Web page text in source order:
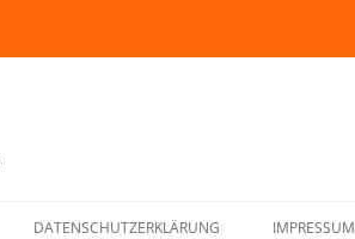
DATENSCHUTZERKLÄRUNG IMPRESSUM